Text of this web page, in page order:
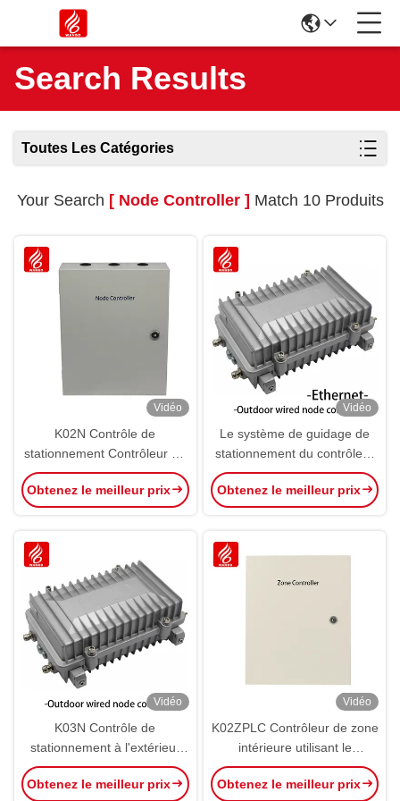
Search Results
Toutes Les Catégories
Your Search [ Node Controller ] Match 10 Produits
Vidéo
K02N Contrôle de
stationnement Contrôleur de
nœud intérieur PGS Direction
NCU par ultrasons intérieur
Obtenez le meilleur prix
Vidéo
Le système de guidage de
stationnement du contrôleur
de nœud extérieur WBP-
K03N PGS RS485
Obtenez le meilleur prix
Vidéo
K03N Contrôle de
stationnement à l'extérieur
Contrôleur de nœud câblé
RS485 PGS Système de
Obtenez le meilleur prix
Vidéo
K02ZPLC Contrôleur de zone
intérieure utilisant le
mécanisme de
communication hybride
Obtenez le meilleur prix